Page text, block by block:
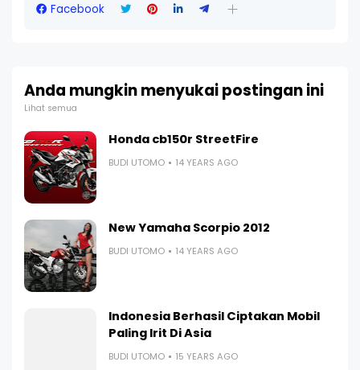
Facebook
Anda mungkin menyukai postingan ini
Lihat semua
Honda cb150r StreetFire
BUDI UTOMO 14 YEARS AGO
New Yamaha Scorpio 2012
BUDI UTOMO 14 YEARS AGO
Indonesia Berhasil Ciptakan Mobil
Paling Irit Di Asia
BUDI UTOMO 15 YEARS AGO